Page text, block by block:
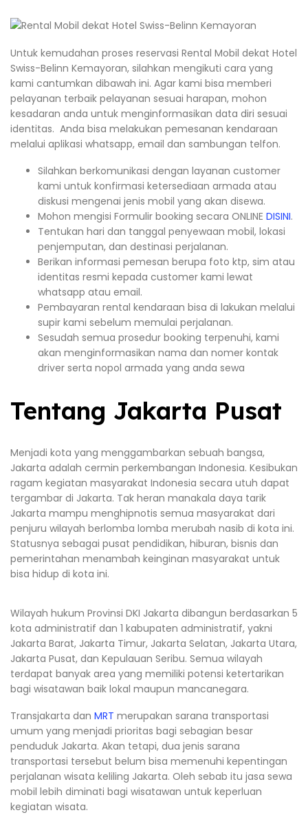
Untuk kemudahan proses reservasi Rental Mobil dekat Hotel
Swiss-Belinn Kemayoran, silahkan mengikuti cara yang
kami cantumkan dibawah ini. Agar kami bisa memberi
pelayanan terbaik pelayanan sesuai harapan, mohon
kesadaran anda untuk menginformasikan data diri sesuai
identitas. Anda bisa melakukan pemesanan kendaraan
melalui aplikasi whatsapp, email dan sambungan telfon.
Silahkan berkomunikasi dengan layanan customer
kami untuk konfirmasi ketersediaan armada atau
diskusi mengenai jenis mobil yang akan disewa.
Mohon mengisi Formulir booking secara ONLINE DISINI.
Tentukan hari dan tanggal penyewaan mobil, lokasi
penjemputan, dan destinasi perjalanan.
Berikan informasi pemesan berupa foto ktp, sim atau
identitas resmi kepada customer kami lewat
whatsapp atau email.
Pembayaran rental kendaraan bisa di lakukan melalui
supir kami sebelum memulai perjalanan.
Sesudah semua prosedur booking terpenuhi, kami
akan menginformasikan nama dan nomer kontak
driver serta nopol armada yang anda sewa
Tentang Jakarta Pusat
Menjadi kota yang menggambarkan sebuah bangsa,
Jakarta adalah cermin perkembangan Indonesia. Kesibukan
ragam kegiatan masyarakat Indonesia secara utuh dapat
tergambar di Jakarta. Tak heran manakala daya tarik
Jakarta mampu menghipnotis semua masyarakat dari
penjuru wilayah berlomba lomba merubah nasib di kota ini.
Statusnya sebagai pusat pendidikan, hiburan, bisnis dan
pemerintahan menambah keinginan masyarakat untuk
bisa hidup di kota ini.
Wilayah hukum Provinsi DKI Jakarta dibangun berdasarkan 5
kota administratif dan 1 kabupaten administratif, yakni
Jakarta Barat, Jakarta Timur, Jakarta Selatan, Jakarta Utara,
Jakarta Pusat, dan Kepulauan Seribu. Semua wilayah
terdapat banyak area yang memiliki potensi ketertarikan
bagi wisatawan baik lokal maupun mancanegara.
Transjakarta dan MRT merupakan sarana transportasi
umum yang menjadi prioritas bagi sebagian besar
penduduk Jakarta. Akan tetapi, dua jenis sarana
transportasi tersebut belum bisa memenuhi kepentingan
perjalanan wisata keliling Jakarta. Oleh sebab itu jasa sewa
mobil lebih diminati bagi wisatawan untuk keperluan
kegiatan wisata.